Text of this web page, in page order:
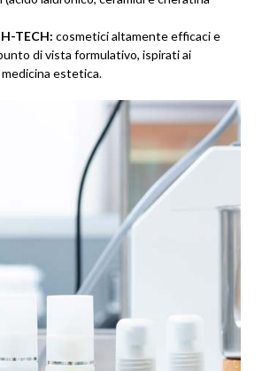
TECH: cosmetici altamente efficaci e
di vista formulativo, ispirati ai
estetica.